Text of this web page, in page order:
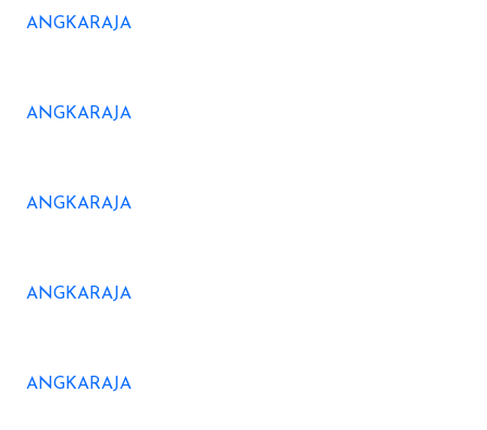
ANGKARAJA
ANGKARAJA
ANGKARAJA
ANGKARAJA
ANGKARAJA